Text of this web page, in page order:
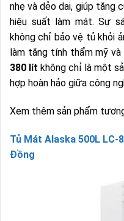
nhẹ và dẻo dai, giúp tăng
hiệu suất làm mát. Sự
không chỉ bảo vệ tủ khỏi
làm tăng tính thẩm mỹ và
380 lít không chỉ là một
hợp hoàn hảo giữa công
Xem thêm sản phẩm
Tủ Mát Alaska 500L LC-
Đồng